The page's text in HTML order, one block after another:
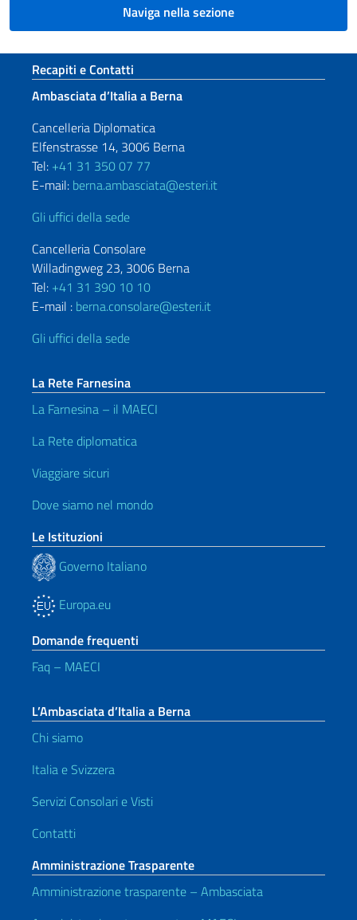
Naviga nella sezione
Sezione footer
Recapiti e Contatti
Ambasciata d’Italia a Berna
Cancelleria Diplomatica
Elfenstrasse 14, 3006 Berna
Tel: +41 31 350 07 77
E-mail: berna.ambasciata@esteri.it
Gli uffici della sede
Cancelleria Consolare
Willadingweg 23, 3006 Berna
Tel: +41 31 390 10 10
E-mail : berna.consolare@esteri.it
Gli uffici della sede
La Rete Farnesina
La Farnesina – il MAECI
La Rete diplomatica
Viaggiare sicuri
Dove siamo nel mondo
Le Istituzioni
Governo Italiano
Europa.eu
Domande frequenti
Faq – MAECI
L’Ambasciata d’Italia a Berna
Chi siamo
Italia e Svizzera
Servizi Consolari e Visti
Contatti
Amministrazione Trasparente
Amministrazione trasparente – Ambasciata